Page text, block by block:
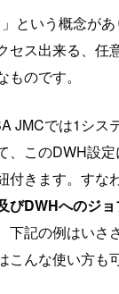
」という概念が
セス出来る、任
のです。
JMCでは1シス
、このDWH設
付きます。すな
びDWHへのジョ
下記の例はいさ
んな使い方も